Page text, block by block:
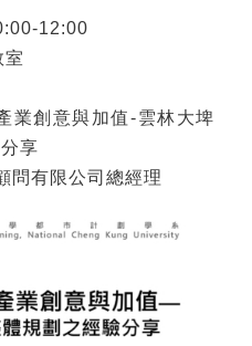
12:00
業創意與加值-雲林大埤
享
問有限公司總經理